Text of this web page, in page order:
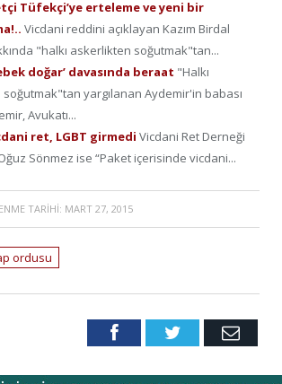
Tüfekçi’ye erteleme ve yeni bir
Vicdani reddini açıklayan Kazım Birdal
"halkı askerlikten soğutmak"tan...
doğar’ davasında beraat "Halkı
yargılanan Aydemir'in babası
Avukatı...
ret, LGBT girmedi Vicdani Ret Derneği
Sönmez ise “Paket içerisinde vicdani...
TARIHI: MART 27, 2015
ordusu
FacebookTwitter Email